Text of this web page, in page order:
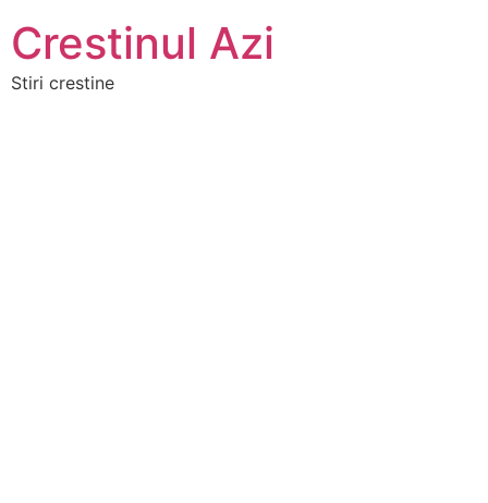
Crestinul Azi
Stiri crestine